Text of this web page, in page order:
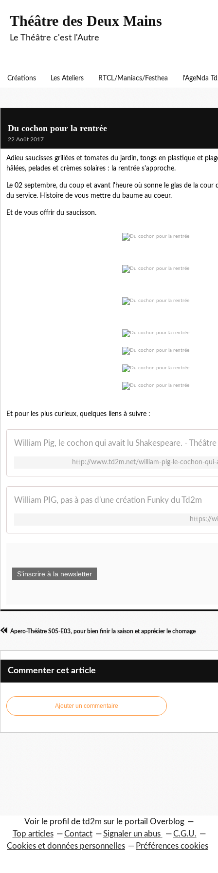
Théâtre des Deux Mains
Le Théâtre c'est l'Autre
Créations Les Ateliers RTCL/Maniacs/Festhea l'AgeNda
Du cochon pour la rentrée
22 Août 2017
Adieu saucisses grillées et tomates du jardin, tongs en plastique et
hâlées, pelades et crèmes solaires : la rentrée s'approche.
Le 02 septembre, du coup et avant l'heure où sonne le glas de la cour
du service. Histoire de vous mettre du baume au coeur.
Et de vous offrir du saucisson.
Et pour les plus curieux, quelques liens à suivre :
William Pig, le cochon qui avait lu Shakespeare. -
http://www.td2m.net/william-pig-le-cochon-qui-
William PIG, pas à pas d'une création Funky du Td2m
https://
S'inscrire à la newsletter
Apero-Théâtre S05-E03, pour bien finir la saison et apprécier le chomage
Commenter cet article
Ajouter un commentaire
Voir le profil de td2m sur le portail Overblog
Top articles
Contact Signaler un abus
C.G.U.
Cookies et données personnelles
Préférences cookies